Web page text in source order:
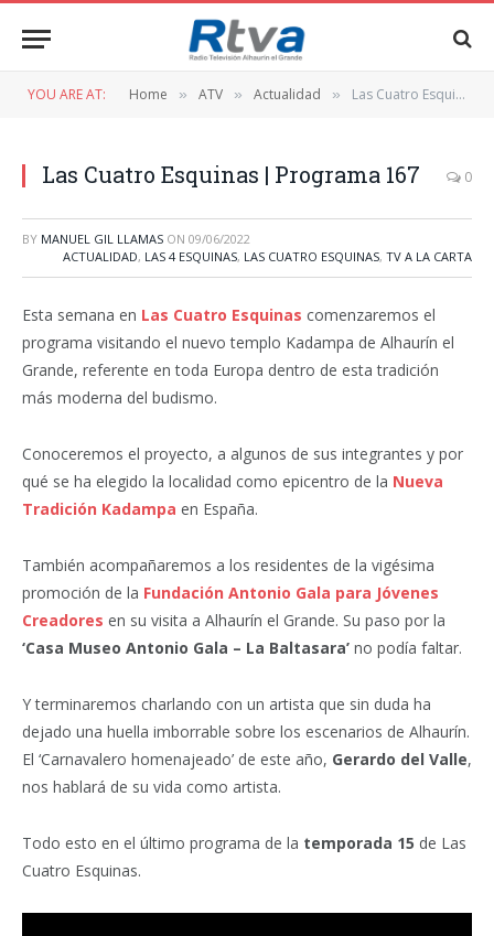
YOU ARE AT: Home » ATV » Actualidad » Las Cuatro Esquinas | Programa 167
Las Cuatro Esquinas | Programa 167 0
BY MANUEL GIL LLAMAS ON 09/06/2022
ACTUALIDAD, LAS 4 ESQUINAS, LAS CUATRO ESQUINAS, TV A LA CARTA
Esta semana en Las Cuatro Esquinas comenzaremos el
programa visitando el nuevo templo Kadampa de Alhaurín el
Grande, referente en toda Europa dentro de esta tradición
más moderna del budismo.
Conoceremos el proyecto, a algunos de sus integrantes y por
qué se ha elegido la localidad como epicentro de la Nueva
Tradición Kadampa en España.
También acompañaremos a los residentes de la vigésima
promoción de la Fundación Antonio Gala para Jóvenes
Creadores en su visita a Alhaurín el Grande. Su paso por la
‘Casa Museo Antonio Gala – La Baltasara’ no podía faltar.
Y terminaremos charlando con un artista que sin duda ha
dejado una huella imborrable sobre los escenarios de Alhaurín.
El ‘Carnavalero homenajeado’ de este año, Gerardo del Valle,
nos hablará de su vida como artista.
Todo esto en el último programa de la temporada 15 de Las
Cuatro Esquinas.